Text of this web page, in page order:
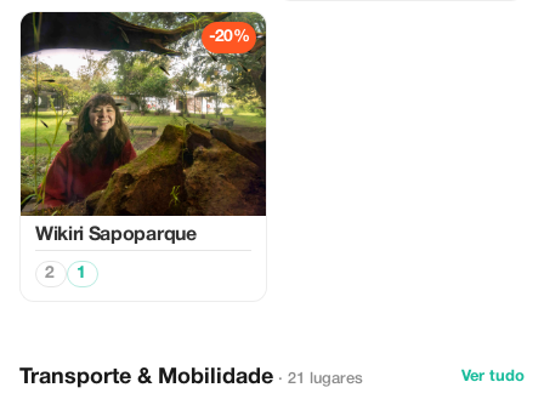
-20%
Wikiri Sapoparque
2 1
Transporte & Mobilidade · 21 lugares Ver tudo